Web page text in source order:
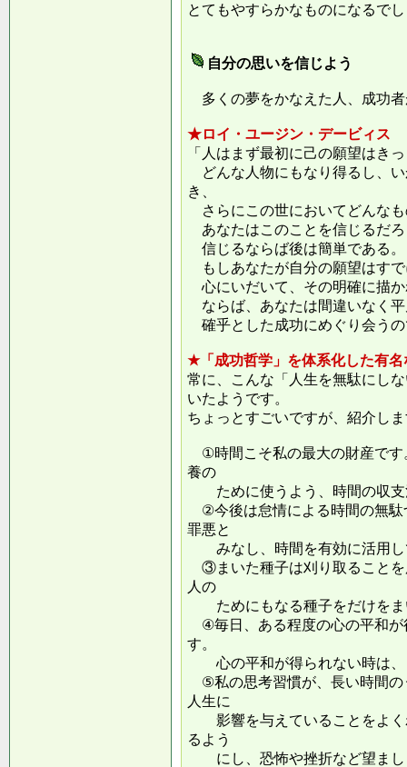
とてもやすらかなものになるで
自分の思いを信じよう
多くの夢をかなえた人、成功
★ロイ・ユージン・デービィス
「人はまず最初に己の願望はき
どんな人物にもなり得るし、
き、
さらにこの世においてどんな
あなたはこのことを信じるだ
信じるならば後は簡単である。
もしあなたが自分の願望はす
心にいだいて、その明確に描
ならば、あなたは間違いなく
確乎とした成功にめぐり会う
★「成功哲学」を体系化した有
常に、こんな「人生を無駄にし
いたようです。
ちょっとすごいですが、紹介し
①時間こそ私の最大の財産です
養の
ために使うよう、時間の収支
②今後は怠情による時間の無駄
罪悪と
みなし、時間を有効に活用し
③まいた種子は刈り取ることを
人の
ためにもなる種子をだけをま
④毎日、ある程度の心の平和が
す。
心の平和が得られない時は、
⑤私の思考習慣が、長い時間の
人生に
影響を与えていることをよく
るよう
にし、恐怖や挫折など望まし